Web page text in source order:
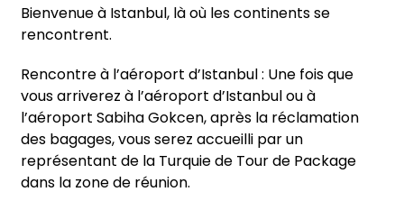
Bienvenue à Istanbul, là où les continents se
rencontrent.
Rencontre à l’aéroport d’Istanbul : Une fois que
vous arriverez à l’aéroport d’Istanbul ou à
l’aéroport Sabiha Gokcen, après la réclamation
des bagages, vous serez accueilli par un
représentant de la Turquie de Tour de Package
dans la zone de réunion.